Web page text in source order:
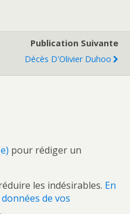
Publication Suivante
Décès D'Olivier Duhoo
pour rédiger un
les indésirables. En
de vos
.